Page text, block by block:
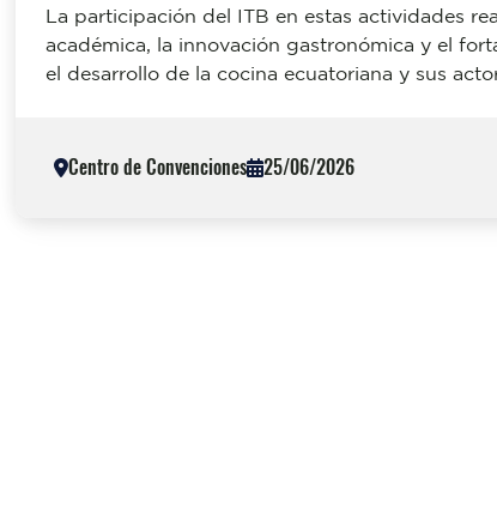
La participación del ITB en estas actividades
académica, la innovación gastronómica y el
el desarrollo de la cocina ecuatoriana y sus
Centro de Convenciones 25/06/2026